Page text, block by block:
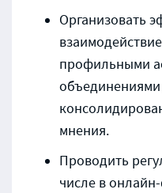
Организовать
профильными
мнения.
Проводить
числе в